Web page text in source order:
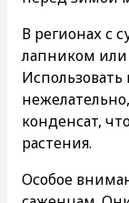
В регионах с
лапником
конденсат,
растения.
Особое